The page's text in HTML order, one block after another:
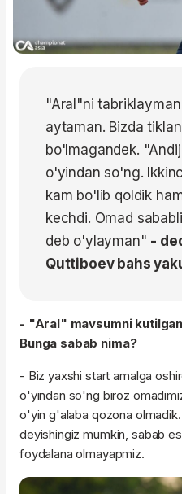
"Aral"ni
aytaman. Bizda
bo'lmagandek.
o'yindan so'ng.
kam bo'lib qoldik
kechdi. Omad
deb o'ylayman" -
Quttiboev bahs
- "Aral" mavsumni
Bunga sabab nima?
- Biz yaxshi start amalga
o'yindan so'ng biroz
o'yin g'alaba qozona
deyishingiz mumkin, sabab
foydalana olmayapmiz.